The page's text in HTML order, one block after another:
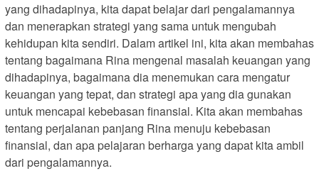
yang dihadapinya, kita dapat belajar dari pengalamannya
dan menerapkan strategi yang sama untuk mengubah
kehidupan kita sendiri. Dalam artikel ini, kita akan membahas
tentang bagaimana Rina mengenal masalah keuangan yang
dihadapinya, bagaimana dia menemukan cara mengatur
keuangan yang tepat, dan strategi apa yang dia gunakan
untuk mencapai kebebasan finansial. Kita akan membahas
tentang perjalanan panjang Rina menuju kebebasan
finansial, dan apa pelajaran berharga yang dapat kita ambil
dari pengalamannya.